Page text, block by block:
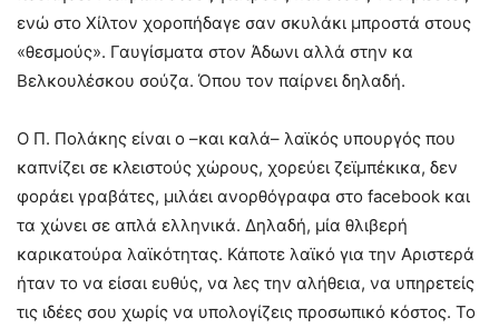
ενώ στο Χίλτον χοροπήδαγε σαν σκυλάκι μπροστά στους
«θεσμούς». Γαυγίσματα στον Άδωνι αλλά στην κα
Βελκουλέσκου σούζα. Όπου τον παίρνει δηλαδή.
Ο Π. Πολάκης είναι ο –και καλά– λαϊκός υπουργός που
καπνίζει σε κλειστούς χώρους, χορεύει ζεϊμπέκικα, δεν
φοράει γραβάτες, μιλάει ανορθόγραφα στο facebook και
τα χώνει σε απλά ελληνικά. Δηλαδή, μία θλιβερή
καρικατούρα λαϊκότητας. Κάποτε λαϊκό για την Αριστερά
ήταν το να είσαι ευθύς, να λες την αλήθεια, να υπηρετείς
τις ιδέες σου χωρίς να υπολογίζεις προσωπικό κόστος. Το